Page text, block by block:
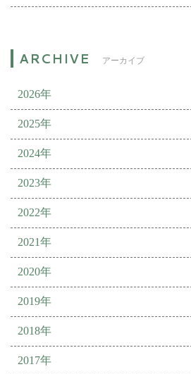
アーカイブ
2026年
2025年
2024年
2023年
2022年
2021年
2020年
2019年
2018年
2017年